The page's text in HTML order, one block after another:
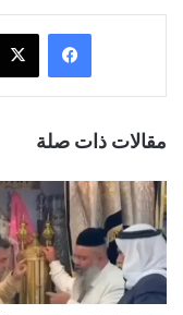
فيسبوك
مقالات ذات صلة